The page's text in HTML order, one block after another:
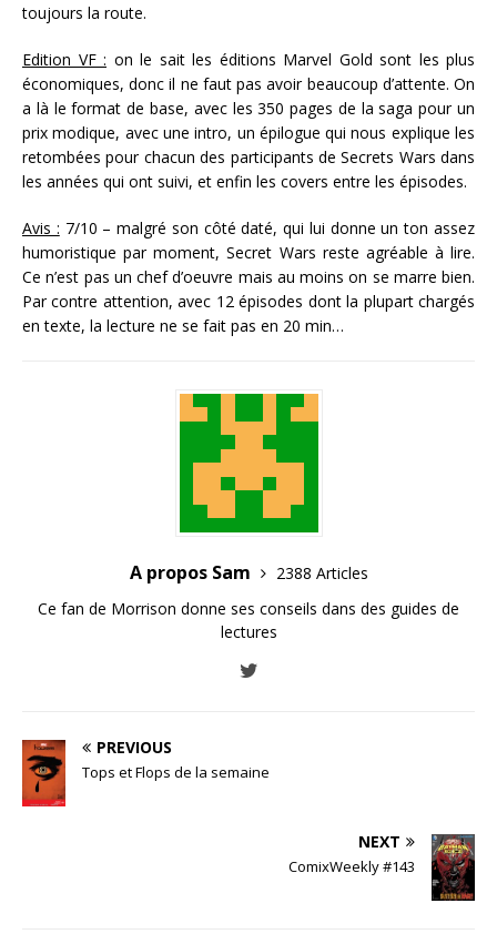
toujours la route.
Edition VF : on le sait les éditions Marvel Gold sont les plus
économiques, donc il ne faut pas avoir beaucoup d’attente. On
a là le format de base, avec les 350 pages de la saga pour un
prix modique, avec une intro, un épilogue qui nous explique les
retombées pour chacun des participants de Secrets Wars dans
les années qui ont suivi, et enfin les covers entre les épisodes.
Avis : 7/10 – malgré son côté daté, qui lui donne un ton assez
humoristique par moment, Secret Wars reste agréable à lire.
Ce n’est pas un chef d’oeuvre mais au moins on se marre bien.
Par contre attention, avec 12 épisodes dont la plupart chargés
en texte, la lecture ne se fait pas en 20 min…
A propos Sam
2388 Articles
Ce fan de Morrison donne ses conseils dans des guides de
lectures
PREVIOUS
Tops et Flops de la semaine
NEXT
ComixWeekly #143